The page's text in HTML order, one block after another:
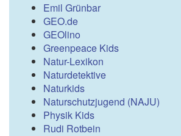
Emil Grünbar
GEO.de
GEOlino
Greenpeace Kids
Natur-Lexikon
Naturdetektive
Naturkids
Naturschutzjugend (NAJU)
Physik Kids
Rudi Rotbein